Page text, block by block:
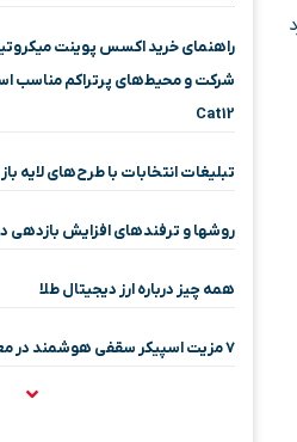
راهنمای خرید اکسس پوینت
Cat12
تبلیغات انتخابات با طرح‌های لایه
روشها و ترفندهای افزایش بازدهی
همه چیز درباره ارز دیجیتال طلا
۷ مزیت اسپیکر سقفی هوشمند در معماری خانه‌ های مدرن